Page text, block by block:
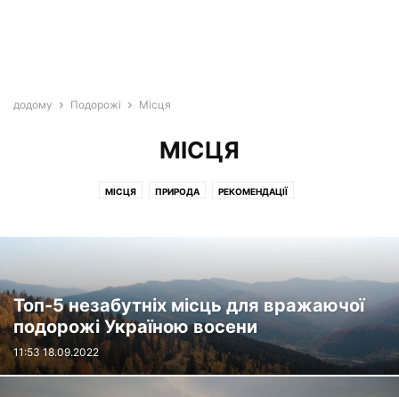
додому Подорожі Місця
МІСЦЯ
МІСЦЯ ПРИРОДА РЕКОМЕНДАЦІЇ
Топ-5 незабутніх місць для вражаючої
подорожі Україною восени
11:53 18.09.2022